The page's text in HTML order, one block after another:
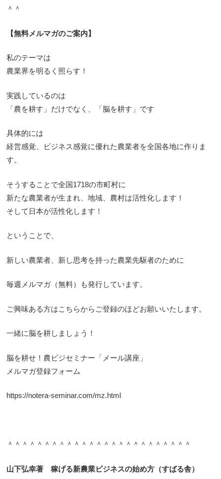
＾＾
【無料メルマガのご案内】
私のテーマは
農業界を明るく照らす！
実践しているのは
「農を耕す」だけでなく、「脳を耕す」です
具体的には
経営感覚、ビジネス感覚に優れた農業者を全国各地に作りま
す。
そうすることで全国1718の市町村に
新たな農業者が生まれ、地域、農村は活性化します！
そして日本が活性化します！
ということで、
新しい農業者、新し思考を持った農業先駆者のために
毎週メルマガ（無料）も発行しています。
ご興味ある方はこちらからご登録のほどお願いいたします。
一緒に脳を耕しましょう！
脳を耕せ！農ビジセミナー「メール講座」
メルマガ登録フォーム
https://notera-seminar.com/mz.html
＾＾＾＾＾＾＾＾＾＾＾＾＾＾＾＾＾＾＾＾＾＾＾＾＾
山下弘幸著 稼げる新農業ビジネスの始め方（すばる舎）